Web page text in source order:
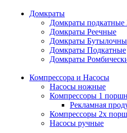
Домкраты
Домкраты
Домкраты Реечные
Домкраты
Домкраты Подкатные
Домкраты
Компрессора и Насосы
Насосы ножные
Компрессоры 1
Рекламная
Компрессоры 2х
Насосы ручные